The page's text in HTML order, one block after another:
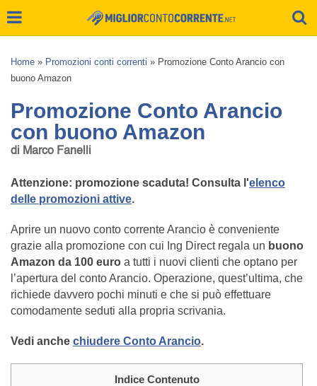
Home » Promozioni conti correnti » Promozione Conto Arancio con
buono Amazon
Promozione Conto Arancio
con buono Amazon
di Marco Fanelli
Attenzione: promozione scaduta! Consulta l'elenco
delle promozioni attive.
Aprire un nuovo conto corrente Arancio è conveniente
grazie alla promozione con cui Ing Direct regala un buono
Amazon da 100 euro a tutti i nuovi clienti che optano per
l’apertura del conto Arancio. Operazione, quest’ultima, che
richiede davvero pochi minuti e che si può effettuare
comodamente seduti alla propria scrivania.
Vedi anche chiudere Conto Arancio.
Indice Contenuto